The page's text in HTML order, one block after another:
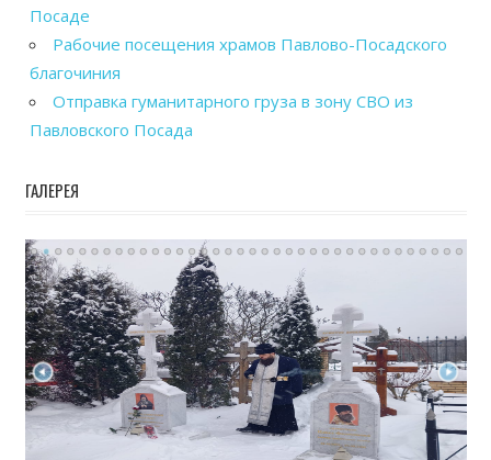
Посаде
Рабочие посещения храмов Павлово-Посадского
благочиния
Отправка гуманитарного груза в зону СВО из
Павловского Посада
ГАЛЕРЕЯ